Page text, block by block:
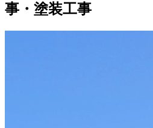
事・塗装工事